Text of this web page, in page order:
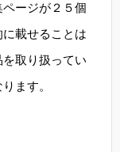
ージが２５個
載せることは
取り扱ってい
ます。